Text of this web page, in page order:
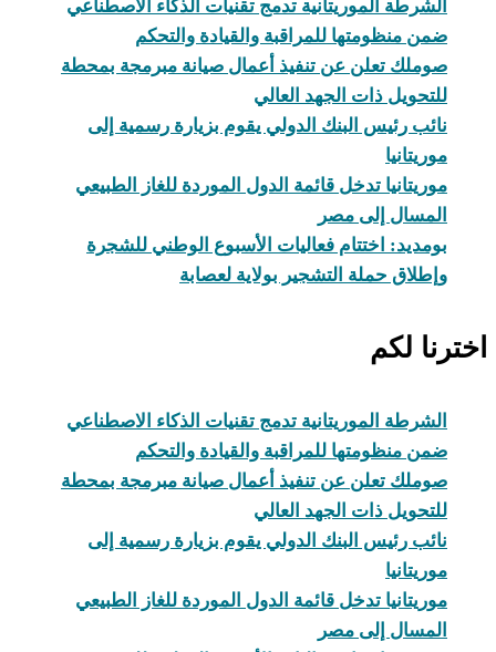
الشرطة الموريتانية تدمج تقنيات الذكاء الاصطناعي
ضمن منظومتها للمراقبة والقيادة والتحكم
صوملك تعلن عن تنفيذ أعمال صيانة مبرمجة بمحطة
للتحويل ذات الجهد العالي
نائب رئيس البنك الدولي يقوم بزيارة رسمية إلى
موريتانيا
موريتانيا تدخل قائمة الدول الموردة للغاز الطبيعي
المسال إلى مصر
بومديد: اختتام فعاليات الأسبوع الوطني للشجرة
وإطلاق حملة التشجير بولاية لعصابة
اخترنا لكم
الشرطة الموريتانية تدمج تقنيات الذكاء الاصطناعي
ضمن منظومتها للمراقبة والقيادة والتحكم
صوملك تعلن عن تنفيذ أعمال صيانة مبرمجة بمحطة
للتحويل ذات الجهد العالي
نائب رئيس البنك الدولي يقوم بزيارة رسمية إلى
موريتانيا
موريتانيا تدخل قائمة الدول الموردة للغاز الطبيعي
المسال إلى مصر